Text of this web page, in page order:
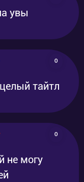
увы
0
тайтл
0
не могу